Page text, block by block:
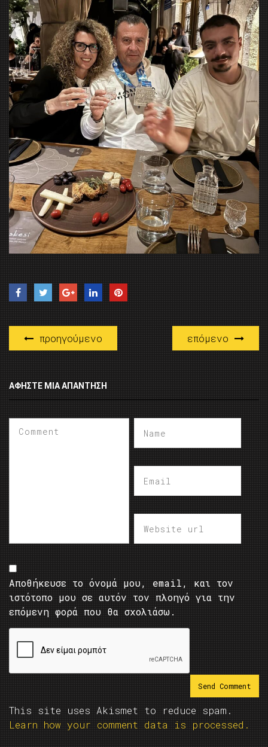
προηγούμενο επόμενο
ΑΦΉΣΤΕ ΜΙΑ ΑΠΆΝΤΗΣΗ
Αποθήκευσε το όνομά μου, email, και τον
ιστότοπο μου σε αυτόν τον πλοηγό για την
επόμενη φορά που θα σχολιάσω.
This site uses Akismet to reduce spam.
Learn how your comment data is processed.